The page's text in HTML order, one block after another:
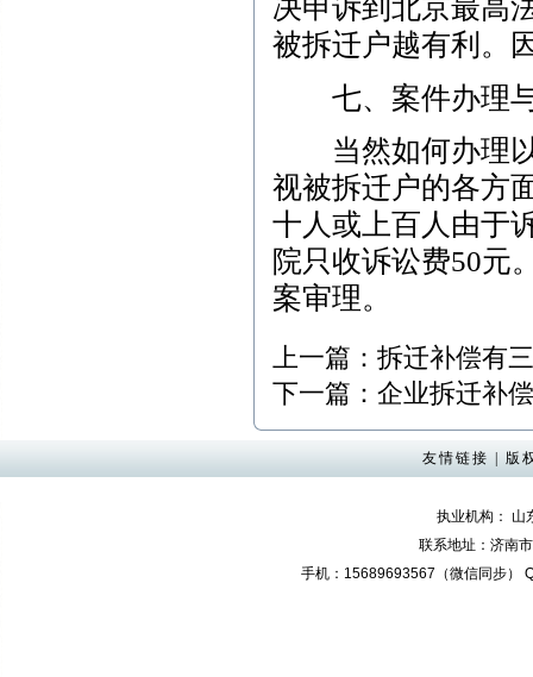
决申诉到北京最高
被拆迁户越有利。
七、案件办理与
当然如何办理以
视被拆迁户的各方
十人或上百人由于
院只收诉讼费50元
案审理。
上一篇： 拆迁补偿有
下一篇： 企业拆迁补偿
友情链接 版
执业机构： 山
联系地址：济南
手机：15689693567（微信同步）